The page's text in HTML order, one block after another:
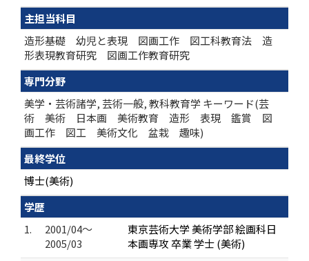
主担当科目
造形基礎 幼児と表現 図画工作 図工科教育法 造
形表現教育研究 図画工作教育研究
専門分野
美学・芸術諸学, 芸術一般, 教科教育学 キーワード(芸
術 美術 日本画 美術教育 造形 表現 鑑賞 図
画工作 図工 美術文化 盆栽 趣味)
最終学位
博士(美術)
学歴
1.
2001/04～
2005/03
東京芸術大学 美術学部 絵画科日
本画専攻 卒業 学士 (美術)